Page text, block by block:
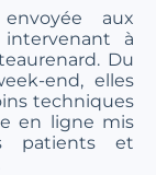
aux
à
Du
end, elles
techniques
en ligne mis
patients et